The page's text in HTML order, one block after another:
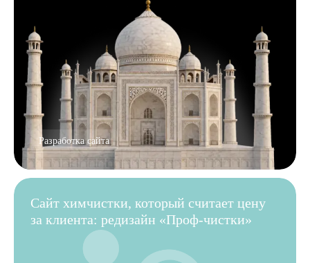
Разработка сайта
Сайт химчистки, который считает цену
за клиента: редизайн «Проф-чистки»